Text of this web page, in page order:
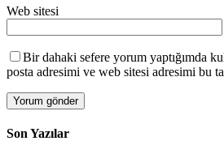
Web sitesi
Bir dahaki sefere yorum yaptığımda
posta adresimi ve web sitesi adresimi bu
Son Yazılar